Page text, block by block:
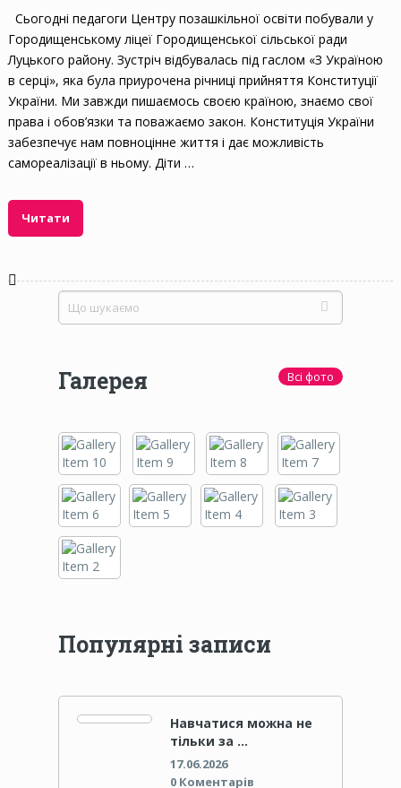
Сьогодні педагоги Центру позашкільної освіти побували у
Городищенському ліцеї Городищенської сільської ради
Луцького району. Зустріч відбувалась під гаслом «З Україною
в серці», яка була приурочена річниці прийняття Конституції
України. Ми завжди пишаємось своєю країною, знаємо свої
права і обов’язки та поважаємо закон. Конституція України
забезпечує нам повноцінне життя і дає можливість
самореалізації в ньому. Діти …
Читати
Галерея Всі фото
Популярні записи
Навчатися можна не
тільки за …
17.06.2026
0 Коментарів